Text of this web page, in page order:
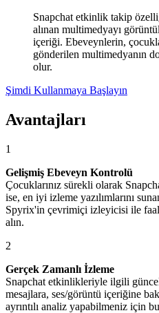
Snapchat etkinlik takip
alınan multimedyayı
içeriği. Ebeveynlerin,
gönderilen multimedyanın
olur.
Şimdi Kullanmaya Başlayın
Avantajları
1
Gelişmiş Ebeveyn Kontrolü
Çocuklarınız sürekli olarak
ise, en iyi izleme yazılımlarını
Spyrix'in çevrimiçi izleyicisi ile
alın.
2
Gerçek Zamanlı İzleme
Snapchat etkinlikleriyle ilgili
mesajlara, ses/görüntü içeriğine
ayrıntılı analiz yapabilmeniz için